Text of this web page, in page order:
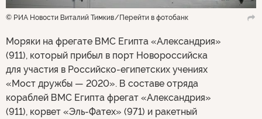
© РИА Новости Виталий Тимкив Перейти в фотобанк
Моряки на фрегате ВМС Египта «Александрия»
(911), который прибыл в порт Новороссийска
для участия в Российско-египетских учениях
«Мост дружбы — 2020». В составе отряда
кораблей ВМС Египта фрегат «Александрия»
(911), корвет «Эль-Фатех» (971) и ракетный